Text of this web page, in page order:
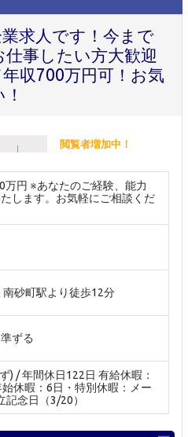
業求人です！今まで
事したい方大歓迎
収700万円可！お気
閲覧者増加中！
万円 ※あなたのご経験、能力
します。お気軽にご相談くだ
砂町駅より徒歩12分
ずる
) / 年間休日122日 有給休暇：
休暇：6日・特別休暇：メー
念日（3/20）